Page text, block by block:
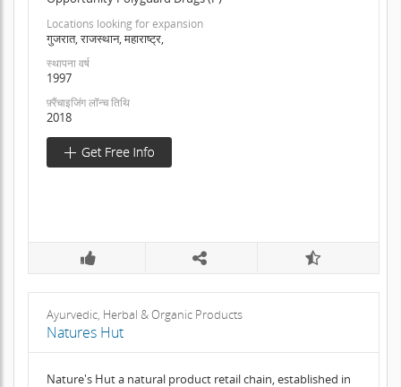
Locations looking for expansion
गुजरात, राजस्थान, महाराष्ट्र,
स्थापना वर्ष
1997
फ़्रैंचाइजिंग लॉन्च तिथि
2018
Ayurvedic, Herbal & Organic Products
Natures Hut
Nature's Hut a natural product retail chain, established in